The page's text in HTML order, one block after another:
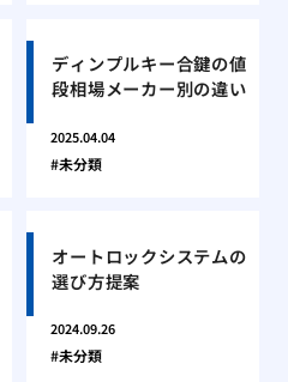
ディンプルキー合鍵の値
段相場メーカー別の違い
2025.04.04
未分類
オートロックシステムの
選び方提案
2024.09.26
未分類